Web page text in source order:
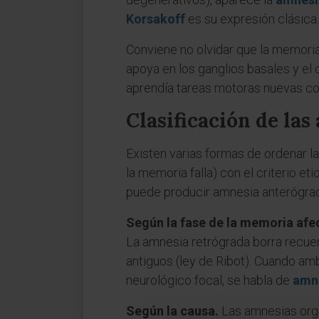
Korsakoff es su expresión clásica.
Conviene no olvidar que la
apoya en los ganglios basales y
aprendía tareas motoras nuevas
Clasificación de las
Existen varias formas de ordenar
la memoria falla) con el criterio
puede producir amnesia
Según la fase de la memoria
La amnesia retrógrada borra
antiguos (ley de Ribot). Cuando
neurológico focal, se habla de
Según la causa. Las amnesias